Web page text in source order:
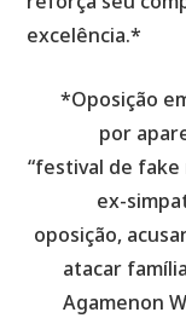
excelência.*
*Oposição
por
“festival de fake
ex-
oposição,
atacar
Agamenon